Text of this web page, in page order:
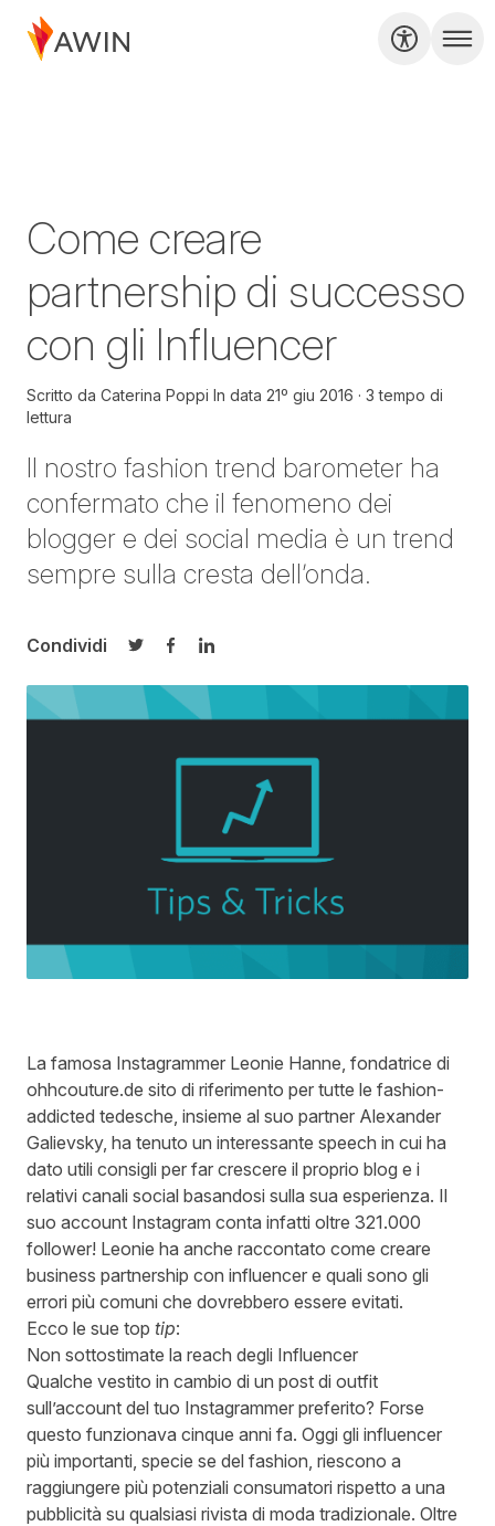
Come creare
partnership di successo
con gli Influencer
Scritto da Caterina Poppi In data 21º giu 2016
3 tempo di
lettura
Il nostro fashion trend barometer ha
confermato che il fenomeno dei
blogger e dei social media è un trend
sempre sulla cresta dell’onda.
Condividi
Condividi su Twitter
Condividi su Facebook
Condividi su LinkedIn
La famosa Instagrammer Leonie Hanne, fondatrice di
ohhcouture.de sito di riferimento per tutte le fashion-
addicted tedesche, insieme al suo partner Alexander
Galievsky, ha tenuto un interessante speech in cui ha
dato utili consigli per far crescere il proprio blog e i
relativi canali social basandosi sulla sua esperienza. Il
suo account Instagram conta infatti oltre 321.000
follower! Leonie ha anche raccontato come creare
business partnership con influencer e quali sono gli
errori più comuni che dovrebbero essere evitati.
Ecco le sue top tip:
Non sottostimate la reach degli Influencer
Qualche vestito in cambio di un post di outfit
sull’account del tuo Instagrammer preferito? Forse
questo funzionava cinque anni fa. Oggi gli influencer
più importanti, specie se del fashion, riescono a
raggiungere più potenziali consumatori rispetto a una
pubblicità su qualsiasi rivista di moda tradizionale. Oltre